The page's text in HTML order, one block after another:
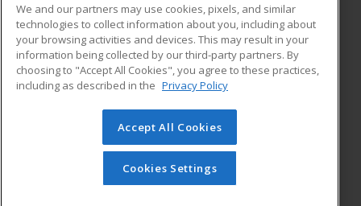
ADDITIONAL RESOURCES
Military
Financial Assistance
Help
Student Blog
© 2026 ed2go, a division of Cengage Learning. All rights
reserved. The material on this site cannot be reproduced or
redistributed unless you have obtained prior written
permission from Cengage Learning.Privacy Policy
We and our partners may use cookies, pixels, and similar
technologies to collect information about you, including about
your browsing activities and devices. This may result in your
information being collected by our third-party partners. By
choosing to "Accept All Cookies", you agree to these practices,
including as described in the Privacy Policy
Accept All Cookies
Cookies Settings